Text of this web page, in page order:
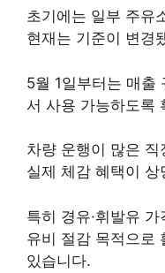
초기에는 일부 주유
현재는 기준이 변경
5월 1일부터는 매출
서 사용 가능하도록
차량 운행이 많은
실제 체감 혜택이
특히 경유·휘발유
유비 절감 목적으로
있습니다.